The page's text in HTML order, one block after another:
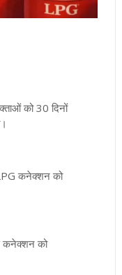
को 30 दिनों
कनेक्शन को
कनेक्शन को